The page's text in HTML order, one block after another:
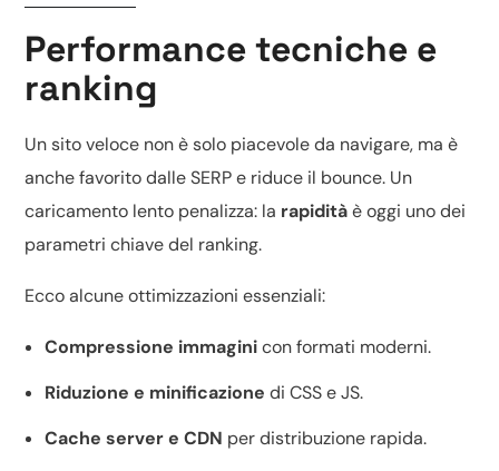
Performance tecniche e
ranking
Un sito veloce non è solo piacevole da navigare, ma è
anche favorito dalle SERP e riduce il bounce. Un
caricamento lento penalizza: la rapiditàè oggi uno dei
parametri chiave del ranking.
Ecco alcune ottimizzazioni essenziali:
Compressione immaginicon formati moderni.
Riduzione e minificazione di CSS e JS.
Cache server e CDN per distribuzione rapida.